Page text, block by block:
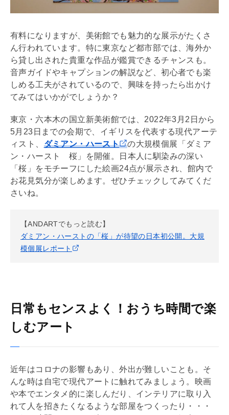
有料になりますが、美術館でも魅力的な展示がたくさ
ん行われています。特に東京など都市部では、海外か
ら貸し出された貴重な作品が鑑賞できるチャンスも。
音声ガイドやキャプションの解説など、初心者でも楽
しめる工夫がされているので、興味を持ったら出かけ
てみてはいかがでしょうか？
東京・六本木の国立新美術館では、2022年3月2日から
5月23日までの会期で、イギリスを代表する現代アーテ
ィスト、 ダミアン・ハースト
の大規模個展「ダミア
ン・ハースト 桜」を開催。日本人に馴染みの深い
「桜」をモチーフにした絵画24点が展示され、館内で
お花見気分が楽しめます。ぜひチェックしてみてくだ
さいね。
【ANDARTでもっと読む】
ダミアン・ハーストの「桜」が待望の日本初公開。大規
模個展レポート
日常もセンスよく！おうち時間で楽
しむアート
近年はコロナの影響もあり、外出が難しいことも。そ
んな時は自宅で現代アートに触れてみましょう。映画
や本でエンタメ的に楽しんだり、インテリアに取り入
れて人を招きたくなるような部屋をつくったり・・・